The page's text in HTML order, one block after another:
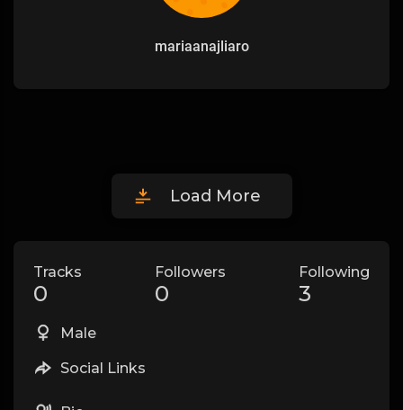
mariaanajliaro
Load More
Tracks
0
Followers
0
Following
3
Male
Social Links